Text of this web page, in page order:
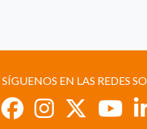
SÍGUENOS EN LAS REDES